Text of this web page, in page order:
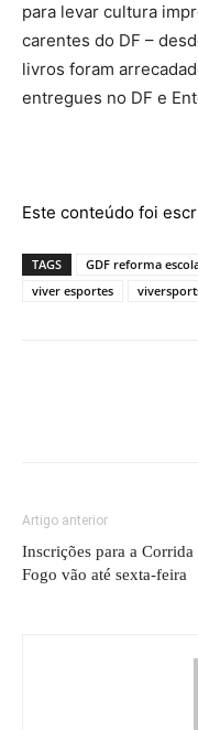
para levar cultura
carentes do DF –
livros foram
entregues no DF e
Este conteúdo foi
TAGS GDF reforma
viver esportes
Artigo anterior
Inscrições para a Corrida
Fogo vão até sexta-feira